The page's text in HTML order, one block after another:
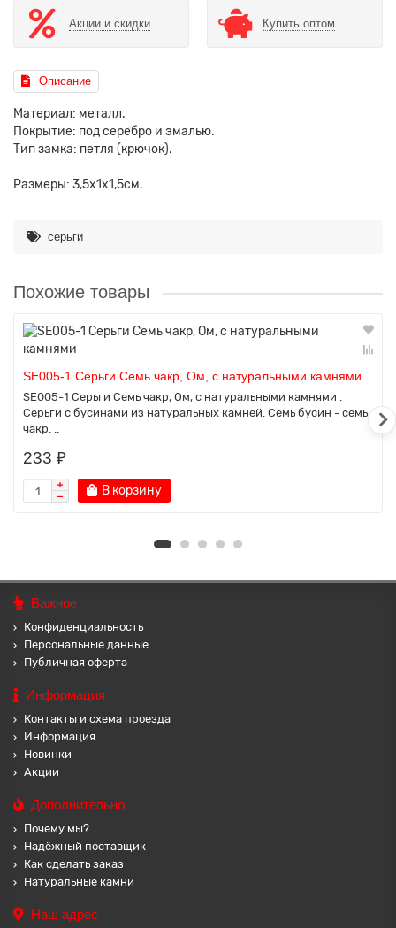
Акции и скидки Купить оптом
Описание
Материал: металл.
Покрытие: под серебро и эмалью.
Тип замка: петля (крючок).
Размеры: 3,5х1х1,5см.
серьги
Похожие товары
SE005-1 Серьги Семь чакр, Ом, с натуральными камнями
SE005-1 Серьги Семь чакр, Ом, с натуральными камнями .
Серьги с бусинами из натуральных камней. Семь бусин - семь
чакр. ..
233 ₽
В корзину
Важное
Конфиденциальность
Персональные данные
Публичная оферта
Информация
Контакты и схема проезда
Информация
Новинки
Акции
Дополнительно
Почему мы?
Надёжный поставщик
Как сделать заказ
Натуральные камни
Наш адрес